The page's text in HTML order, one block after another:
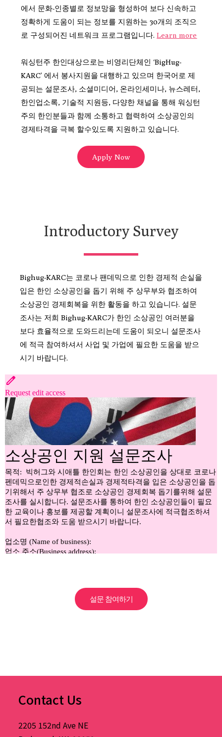
에서 문화-인종별로 정보망을 형성하여 보다 신속하고
정확하게 도움이 되는 정보를 지원하는 30개의 조직으
로 구성되어진 네트워크 프로그램입니다.Learn more
워싱턴주 한인대상으로는 비영리단체인 ‘BigHug-
KARC’ 에서 봉사지원을 대행하고 있으며 한국어로 제
공되는 설문조사, 소셜미디어, 온라인세미나, 뉴스레터,
한인업소록, 기술적 지원등, 다양한 채널을 통해 워싱턴
주의 한인분들과 함께 소통하고 협력하여 소상공인의
경제타격을 극복 할수있도록 지원하고 있습니다.
Apply Now
Introductory Survey
Bighug-KARC는 코로나 팬데믹으로 인한 경제적 손실을
입은 한인 소상공인을 돕기 위해 주 상무부와 협조하여
소상공인 경제회복을 위한 활동을 하고 있습니다. 설문
조사는 저희 Bighug-KARC가 한인 소상공인 여러분을
보다 효율적으로 도와드리는데 도움이 되오니 설문조사
에 적극 참여하셔서 사업 및 가업에 필요한 도움을 받으
시기 바랍니다.
설문 참여하기
Contact Us
2205 152nd Ave NE